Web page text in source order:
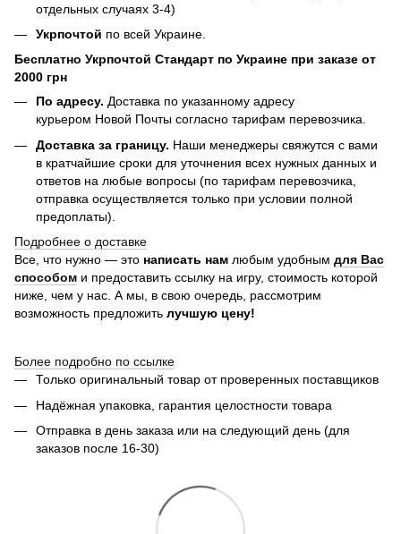
отдельных случаях 3-4)
Укрпочтой по всей Украине.
Бесплатно Укрпочтой Стандарт по Украине при заказе от
2000 грн
По адресу. Доставка по указанному адресу
курьером Новой Почты согласно тарифам перевозчика.
Доставка за границу. Наши менеджеры свяжутся с вами
в кратчайшие сроки для уточнения всех нужных данных и
ответов на любые вопросы (по тарифам перевозчика,
отправка осуществляется только при условии полной
предоплаты).
Подробнее о доставке
Все, что нужно — это написать нам любым удобным для Вас
способом и предоставить ссылку на игру, стоимость которой
ниже, чем у нас. А мы, в свою очередь, рассмотрим
возможность предложить лучшую цену!
Более подробно по ссылке
Только оригинальный товар от проверенных поставщиков
Надёжная упаковка, гарантия целостности товара
Отправка в день заказа или на следующий день (для
заказов после 16-30)